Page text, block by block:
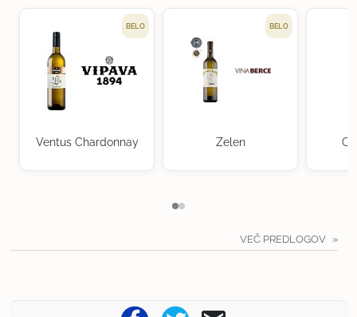
BELO
Ventus Chardonnay
BELO
Zelen
VEČ PREDLOGOV